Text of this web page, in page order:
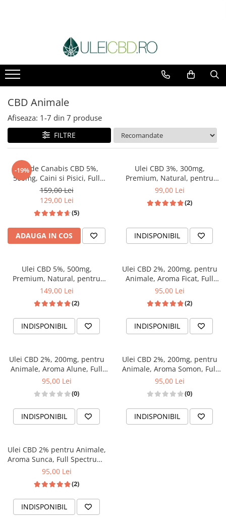
CBD Animale
Afiseaza: 1-7 din 7 produse
FILTRE
-19%
Ulei de Canabis CBD 5%,
500mg, Caini si Pisici, Full
Spectrum, Medicanah, Aroma
Sunca, 10ml
159,00 Lei
129,00 Lei
(5)
ADAUGA IN COS
Ulei CBD 3%, 300mg,
Premium, Natural, pentru
Pisici, 10ml
99,00 Lei
(2)
INDISPONIBIL
Ulei CBD 5%, 500mg,
Premium, Natural, pentru
Caini, 10ml
149,00 Lei
(2)
INDISPONIBIL
Ulei CBD 2%, 200mg, pentru
Animale, Aroma Ficat, Full
Spectrum, 10ml
95,00 Lei
(2)
INDISPONIBIL
Ulei CBD 2%, 200mg, pentru
Animale, Aroma Alune, Full
Spectrum, 10ml
95,00 Lei
(0)
INDISPONIBIL
Ulei CBD 2%, 200mg, pentru
Animale, Aroma Somon, Full
Spectrum, 10ml
95,00 Lei
(0)
INDISPONIBIL
Ulei CBD 2% pentru Animale,
Aroma Sunca, Full Spectrum,
10ml
95,00 Lei
(2)
INDISPONIBIL